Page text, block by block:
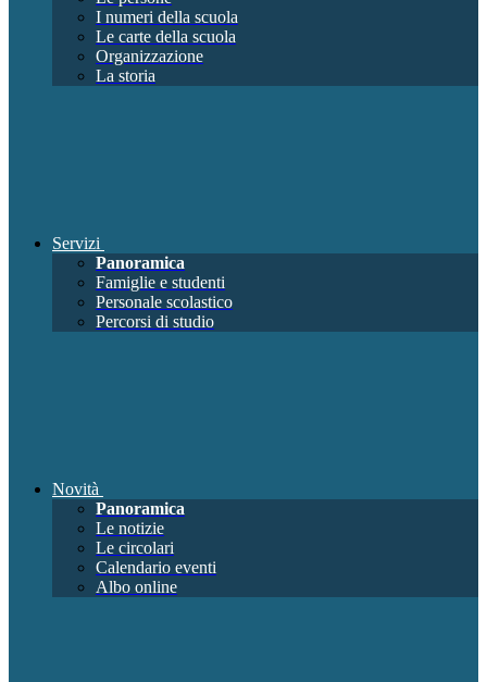
I numeri della scuola
Le carte della scuola
Organizzazione
La storia
Servizi
Panoramica
Famiglie e studenti
Personale scolastico
Percorsi di studio
Novità
Panoramica
Le notizie
Le circolari
Calendario eventi
Albo online